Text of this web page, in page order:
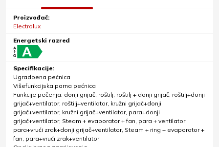
Proizvođač:
Electrolux
Energetski razred
Specifikacije:
Ugradbena pećnica
Višefunkcijska parna pećnica
Funkcije pečenja: donji grijač, roštilj, roštilj + donji grijač, roštilj+donji
grijač+ventilator, roštilj+ventilator, kružni grijač+donji
grijač+ventilator, kružni grijač+ventilator, para+donji
grijač+ventilator, Steam + evaporator + fan, para + ventilator,
para+vrući zrak+donji grijač+ventilator, Steam + ring + evaporator +
fan, para+vrući zrak+ventilator